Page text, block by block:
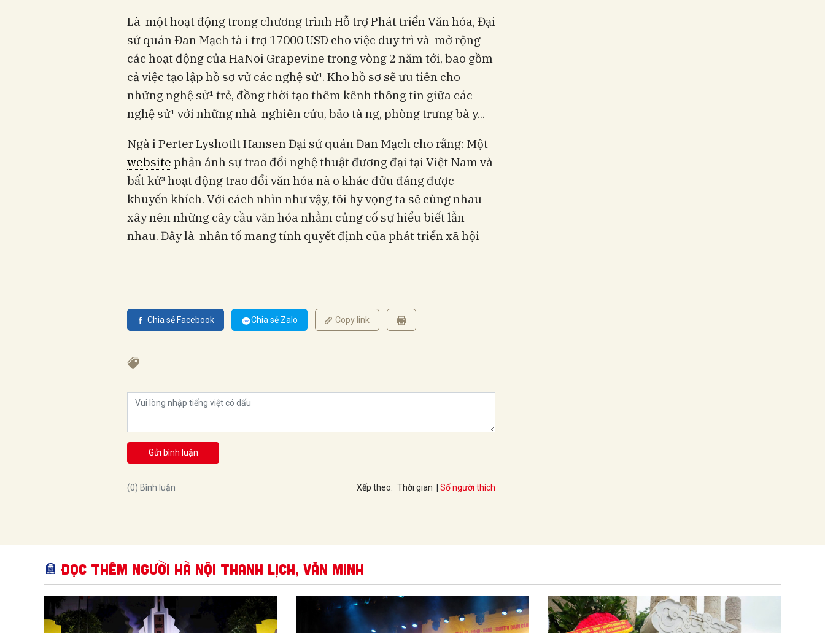
Là một hoạt động trong chương trình Hỗ trợ Phát triển Văn hóa, Đại
sứ quán Đan Mạch tà i trợ 17000 USD cho việc duy trì và mở rộng
các hoạt động của HaNoi Grapevine trong vòng 2 năm tới, bao gồm
cả việc tạo lập hồ sơ vử các nghệ sử¹. Kho hồ sơ sẽ ưu tiên cho
những nghệ sử¹ trẻ, đồng thời tạo thêm kênh thông tin giữa các
nghệ sử¹ với những nhà nghiên cứu, bảo tà ng, phòng trưng bà y...
Ngà i Perter Lyshotlt Hansen Đại sứ quán Đan Mạch cho rằng: Một
website phản ánh sự trao đổi nghệ thuật đương đại tại Việt Namvà
bất kử³ hoạt động trao đổi văn hóa nà o khác đửu đáng được
khuyến khích. Với cách nhìn như vậy, tôi hy vọng ta sẽ cùng nhau
xây nên những cây cầu văn hóa nhằm củng cố sự hiểu biết lẫn
nhau. Đây là nhân tố mang tính quyết định của phát triển xã hội
Chia sẻ Facebook Chia sẻ Zalo Copy link
Gửi bình luận
(0) Bình luận Xếp theo: Thời gian Số người thích
Đọc thêm Người Hà Nội thanh lịch, văn minh